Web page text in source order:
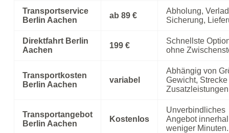
Transportservice
Berlin Aachen
ab 89 €
Abholung,
Sicherung,
Direktfahrt Berlin
Aachen
199 €
Schnellste
ohne
Transportkosten
Berlin Aachen
variabel
Abhängig von
Gewicht, Strecke
Transportangebot
Berlin Aachen
Kostenlos
Unverbindliches
Angebot
weniger Minuten.